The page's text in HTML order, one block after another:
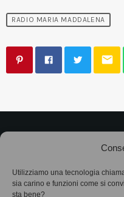
Utilizziamo una tecnologia
sia carino e funzioni come si
sta bene?
RADIO MARIA MADDALENA
email
Associazione
Privacy Policy•